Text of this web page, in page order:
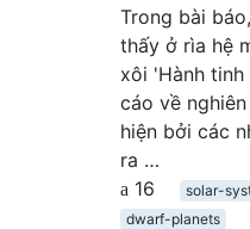
Trong bài
thấy ở rìa hệ
xôi 'Hành tinh
cáo về
hiện bởi các
ra …
16
solar-
dwarf-planets